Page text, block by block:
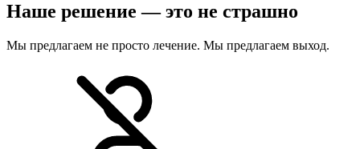
Наше решение — это не страшно
Мы предлагаем не просто лечение. Мы предлагаем выход.